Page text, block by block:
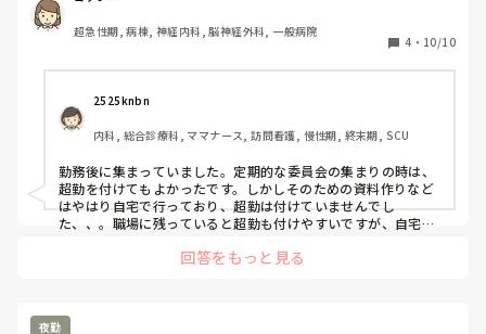
超急性期, 病棟, 神経内科, 脳神経外科, 一般病院
4 ・ 10/10
2525knbn
内科, 総合診療科, ママナース, 訪問看護, 慢性期, 終末期, SCU
勤務後に集まっていました。定期的な委員会の集まりの時は、
超勤を付けてもよかったです。しかしそのための資料作りなど
はやはり自宅で行っており、超勤は付けていませんでし
た、、。職場に残っていると超勤も付けやすいですが、自宅で
中出来なくて、、時間外労働になっていました（ ;  ; ）
回答をもっと見る
夜勤